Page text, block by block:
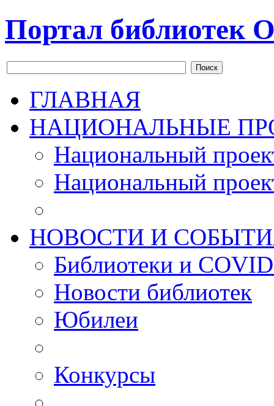
Портал библиотек
Поиск
ГЛАВНАЯ
НАЦИОНАЛЬНЫЕ
Национальный
Национальный
НОВОСТИ И
Библиотеки и
Новости библиотек
Юбилеи
Конкурсы